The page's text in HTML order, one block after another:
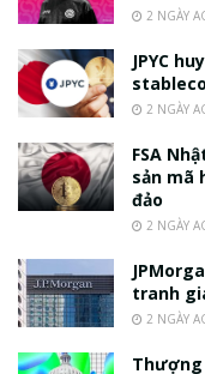
2 NGÀY
JPYC
2 NGÀY
FSA
sản mã
đảo
2 NGÀY
tranh
2 NGÀY
Thượng